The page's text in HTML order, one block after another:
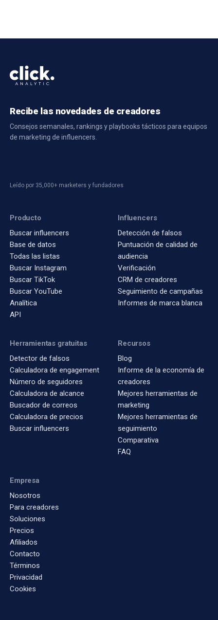
Recibe las novedades de creadores
Consejos semanales, rankings y playbooks tácticos para equipos
de marketing de influencers.
Leído por 35,000+ marketers y fundadores
Producto
Buscar influencers
Base de datos
Todas las listas
Buscar Instagram
Buscar TikTok
Buscar YouTube
Analítica
API
Influencers
Detección de falsos
Puntuación de calidad de
audiencia
Verificación
CRM de creadores
Seguimiento de campañas
Informes de marca blanca
Herramientas gratuitas
Detector de falsos
Calculadora de engagement
Número de seguidores
Calculadora de alcance
Buscador de correos
Calculadora de precios
Buscar influencers
Recursos
Blog
Informe de la economía de
creadores
Mejores herramientas de
marketing
Mejores herramientas de
seguimiento
Comparativa
FAQ
Empresa
Nosotros
Para creadores
Soluciones
Precios
Afiliados
Contacto
Términos
Privacidad
Cookies